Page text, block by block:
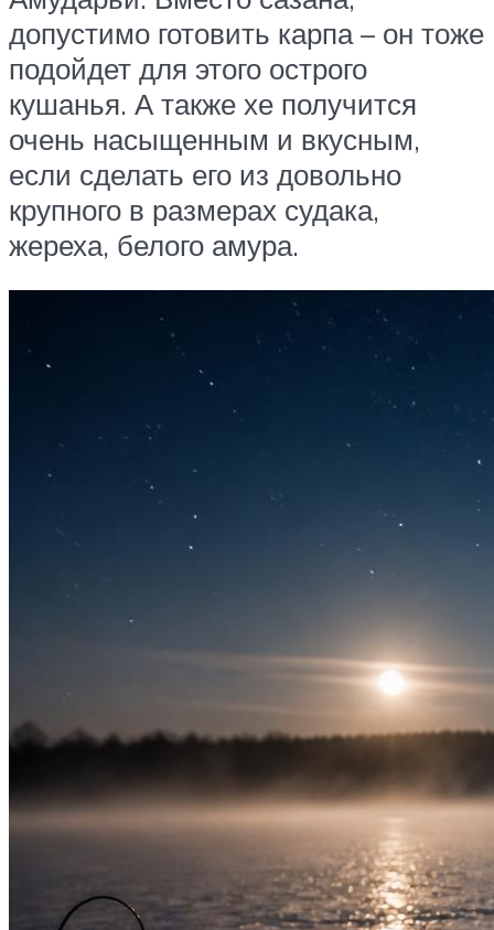
допустимо готовить карпа – он тоже
подойдет для этого острого
кушанья. А также хе получится
очень насыщенным и вкусным,
если сделать его из довольно
крупного в размерах судака,
жереха, белого амура.